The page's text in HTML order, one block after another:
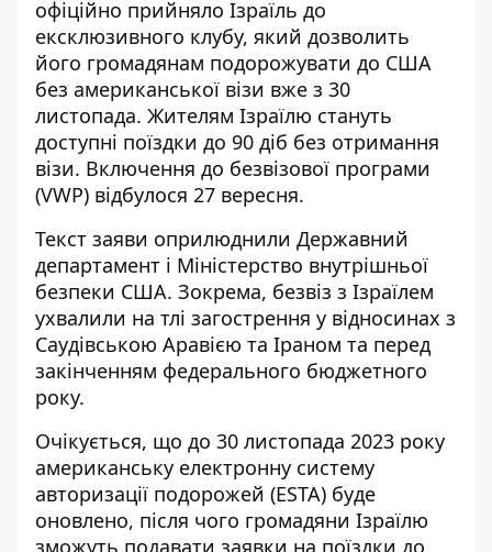
офіційно прийняло Ізраїль до
ексклюзивного клубу, який дозволить
його громадянам подорожувати до США
без американської візи вже з 30
листопада. Жителям Ізраїлю стануть
доступні поїздки до 90 діб без отримання
візи. Включення до безвізової програми
(VWP) відбулося 27 вересня.
Текст заяви оприлюднили Державний
департамент і Міністерство внутрішньої
безпеки США. Зокрема, безвіз з Ізраїлем
ухвалили на тлі загострення у відносинах з
Саудівською Аравією та Іраном та перед
закінченням федерального бюджетного
року.
Очікується, що до 30 листопада 2023 року
американську електронну систему
авторизації подорожей (ESTA) буде
оновлено, після чого громадяни Ізраїлю
зможуть подавати заявки на поїздки до